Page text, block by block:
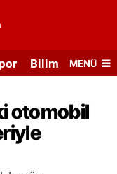
Bilim veMENÜ
otomobil